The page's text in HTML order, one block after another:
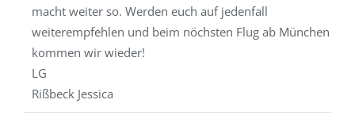
macht weiter so. Werden euch auf jedenfall
weiterempfehlen und beim nöchsten Flug ab München
kommen wir wieder!
LG
Rißbeck Jessica